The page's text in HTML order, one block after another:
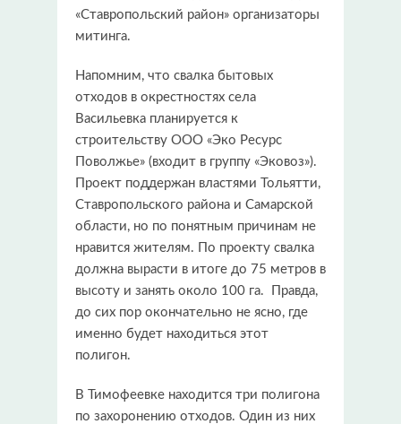
«Ставропольский район» организаторы
митинга.
Напомним, что свалка бытовых
отходов в окрестностях села
Васильевка планируется к
строительству ООО «Эко Ресурс
Поволжье» (входит в группу «Эковоз»).
Проект поддержан властями Тольятти,
Ставропольского района и Самарской
области, но по понятным причинам не
нравится жителям. По проекту свалка
должна вырасти в итоге до 75 метров в
высоту и занять около 100 га. Правда,
до сих пор окончательно не ясно, где
именно будет находиться этот
полигон.
В Тимофеевке находится три полигона
по захоронению отходов. Один из них